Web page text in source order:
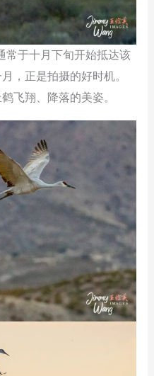
于十月下旬开始抵达该
，正是拍摄的好时机。
飞翔、降落的美姿。